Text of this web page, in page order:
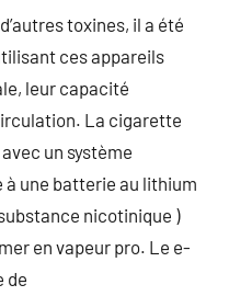
toxines, il a été
ces appareils
leur capacité
La cigarette
un système
une batterie au lithium
nicotinique )
en vapeur pro. Le e-
de